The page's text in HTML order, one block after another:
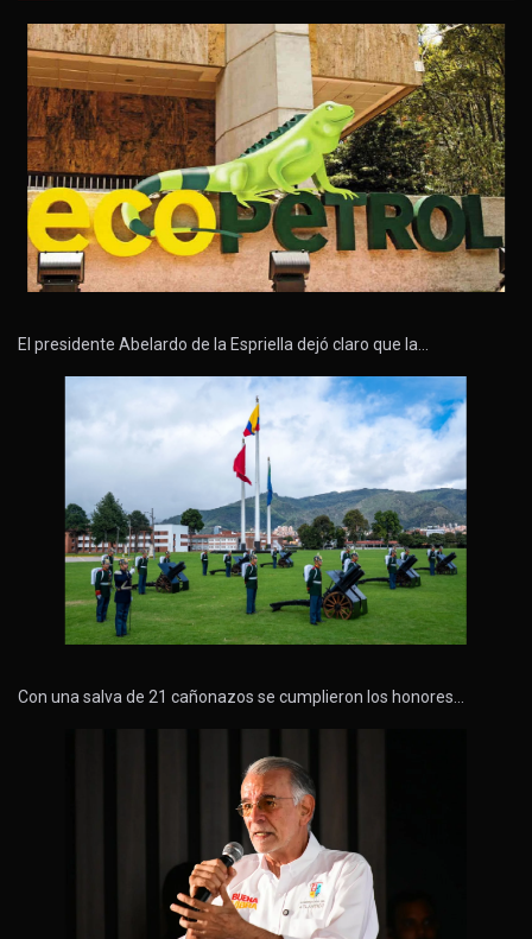
El presidente Abelardo de la Espriella dejó claro que la…
Con una salva de 21 cañonazos se cumplieron los honores…